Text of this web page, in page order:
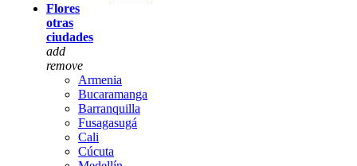
Flores
otras
ciudades
add
remove
Armenia
Bucaramanga
Barranquilla
Fusagasugá
Cali
Cúcuta